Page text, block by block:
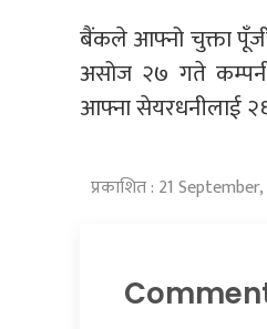
बैंकले आफ्नो चुक्ता पूँजी
असोज २७ गते
आफ्ना सेयरधनीलाई
प्रकाशित : 21